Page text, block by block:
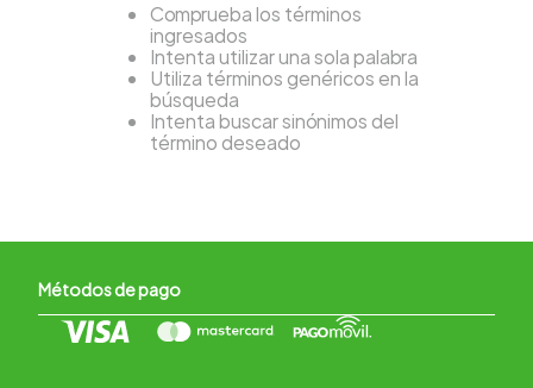
Comprueba los términos
ingresados
Intenta utilizar una sola palabra
Utiliza términos genéricos en la
búsqueda
Intenta buscar sinónimos del
término deseado
Métodos de pago